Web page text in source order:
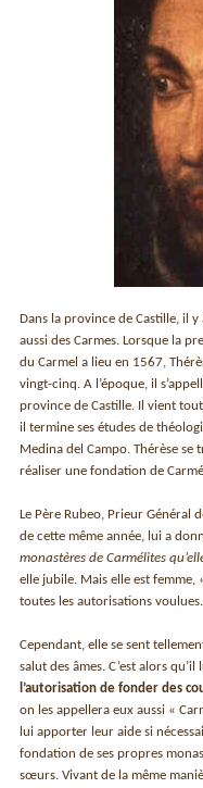
Dans la province de Castille, il
aussi des Carmes. Lorsque la
du Carmel a lieu en 1567,
vingt-cinq. A l’époque, il
province de Castille. Il vient
il termine ses études de
Medina del Campo. Thérèse
réaliser une fondation de
Le Père Rubeo, Prieur Général
de cette même année, lui a
monastères de Carmélites
elle jubile. Mais elle est femme,
toutes les autorisations voulues.
Cependant, elle se sent
salut des âmes. C’est alors
l’autorisation de fonder des
on les appellera eux aussi «
lui apporter leur aide si
fondation de ses propres
sœurs. Vivant de la même